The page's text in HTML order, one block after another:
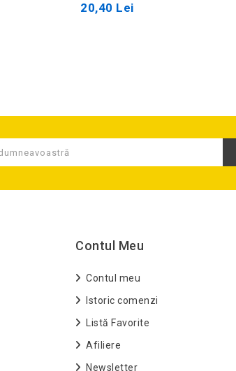
20,40 Lei
Contul Meu
Contul meu
Istoric comenzi
Listă Favorite
Afiliere
Newsletter